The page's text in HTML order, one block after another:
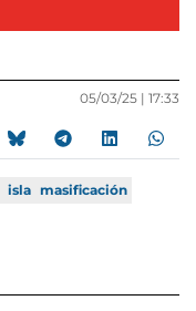
05/03/25 | 17:33
isla masificación